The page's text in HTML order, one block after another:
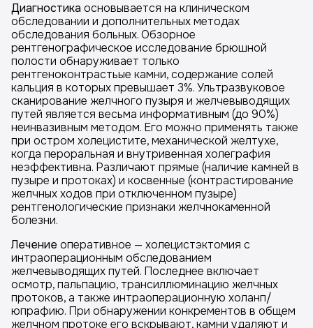
Диагностика основывается на клиническом
обследовании и дополнительных методах
обследования больных. Обзорное
рентгенографическое исследование брюшной
полости обнаруживает только
рентгеноконтрастьые камни, содержание солей
кальция в которых превышает 3%. Ультразвуковое
сканирование желчного пузыря и желчевыводящих
путей является весьма информативным (до 90%)
неинвазивным методом. Его можно применять также
при остром холецистите, механической желтухе,
когда пероральная и внутривенная холеграфия
неэффективна. Различают прямые (наличие камней в
пузыре и протоках) и косвенные (контрастирование
желчных ходов при отключенном пузыре)
рентгенологические признаки желчнокаменной
болезни.
Лечение оперативное — холецистэктомия с
интраоперационным обследованием
желчевыводящих путей. Последнее включает
осмотр, пальпацию, трансиллюминацию желчных
протоков, а также интраоперационную холанп/
юпрафию. При обнаружении конкрементов в общем
желчном протоке его вскрывают, камни удаляют и